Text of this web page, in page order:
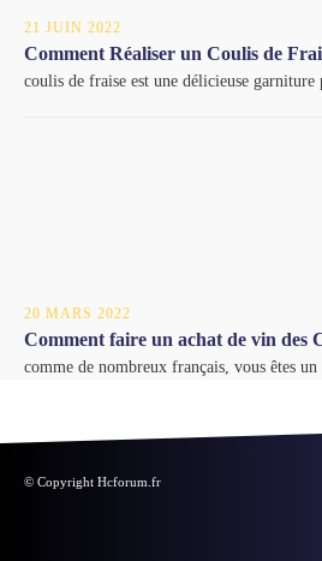
21 JUIN 2022
Comment Réaliser un Coulis de
coulis de fraise est une délicieuse garniture
20 MARS 2022
Comment faire un achat de vin des
comme de nombreux français, vous êtes un
© Copyright Hcforum.fr